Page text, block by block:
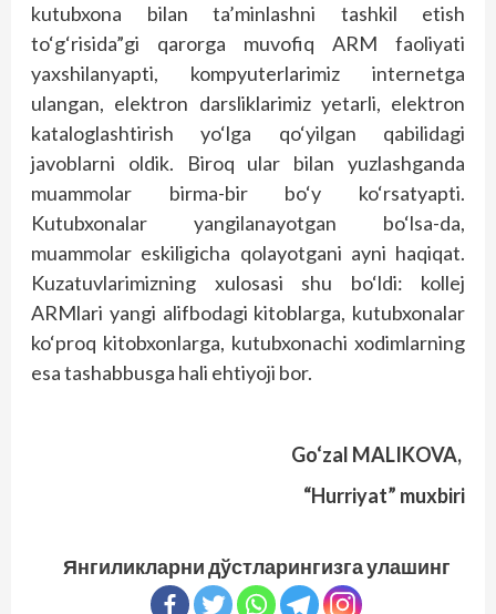
kutubxona bilan ta’minlashni tashkil etish
to‘g‘risida”gi qarorga muvofiq ARM faoliyati
yaxshilanyapti, kompyuterlarimiz internetga
ulangan, elektron darsliklarimiz yetarli, elektron
kataloglashtirish yo‘lga qo‘yilgan qabilidagi
javoblarni oldik. Biroq ular bilan yuzlashganda
muammolar birma-bir bo‘y ko‘rsatyapti.
Kutubxonalar yangilanayotgan bo‘lsa-da,
muammolar eskiligicha qolayotgani ayni haqiqat.
Kuzatuvlarimizning xulosasi shu bo‘ldi: kollej
ARMlari yangi alifbodagi kitoblarga, kutubxonalar
ko‘proq kitobxonlarga, kutubxonachi xodimlarning
esa tashabbusga hali ehtiyoji bor.
Go‘zal MALIKOVA,
“Hurriyat” muxbiri
Янгиликларни дўстларингизга улашинг